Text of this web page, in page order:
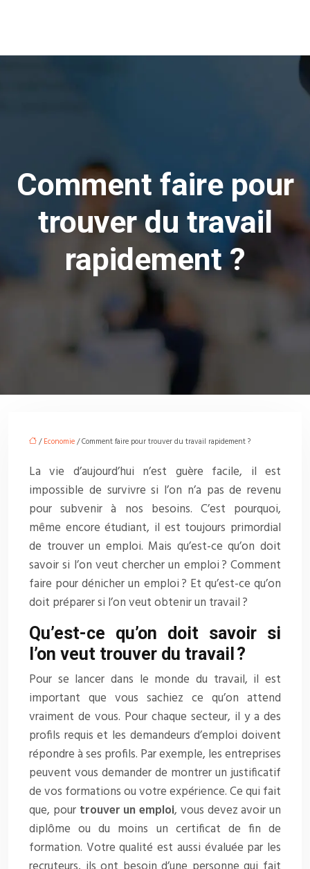
Comment faire pour
trouver du travail
rapidement ?
/Economie/ Comment faire pour trouver du travail rapidement ?
La vie d’aujourd’hui n’est guère facile, il est
impossible de survivre si l’on n’a pas de revenu
pour subvenir à nos besoins. C’est pourquoi,
même encore étudiant, il est toujours primordial
de trouver un emploi. Mais qu’est-ce qu’on doit
savoir si l’on veut chercher un emploi ? Comment
faire pour dénicher un emploi ? Et qu’est-ce qu’on
doit préparer si l’on veut obtenir un travail ?
Qu’est-ce qu’on doit savoir si
l’on veut trouver du travail ?
Pour se lancer dans le monde du travail, il est
important que vous sachiez ce qu’on attend
vraiment de vous. Pour chaque secteur, il y a des
profils requis et les demandeurs d’emploi doivent
répondre à ses profils. Par exemple, les entreprises
peuvent vous demander de montrer un justificatif
de vos formations ou votre expérience. Ce qui fait
que, pourtrouver un emploi, vous devez avoir un
diplôme ou du moins un certificat de fin de
formation. Votre qualité est aussi évaluée par les